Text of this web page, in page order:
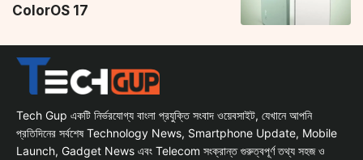
ColorOS 17
Tech Gup একটি নির্ভরযোগ্য বাংলা প্রযুক্তি সংবাদ ওয়েবসাইট, যেখানে আপনি
প্রতিদিনের সর্বশেষ Technology News, Smartphone Update, Mobile
Launch, Gadget News এবং Telecom সংক্রান্ত গুরুত্বপূর্ণ তথ্য সহজ ও